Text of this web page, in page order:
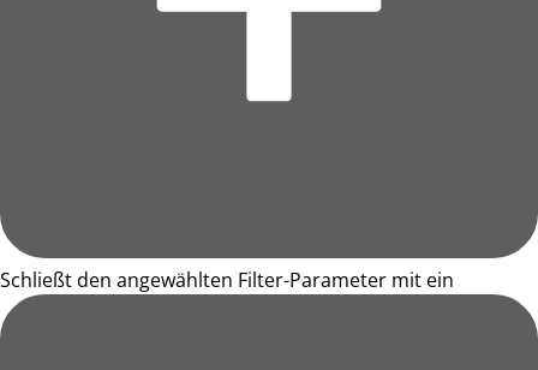
Schließt den angewählten Filter-Parameter mit ein